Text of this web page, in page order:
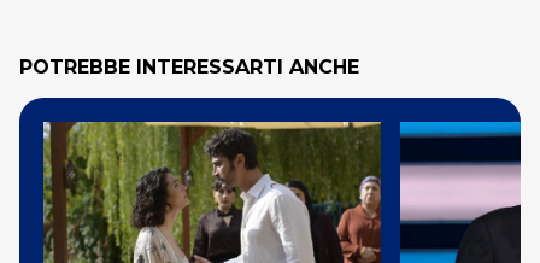
POTREBBE INTERESSARTI ANCHE